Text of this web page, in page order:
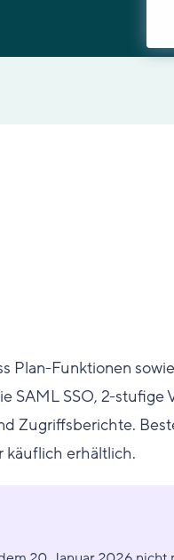
Plan-Funktionen
SSO, 2-stufige
Zugriffsberichte.
käuflich erhältlich.